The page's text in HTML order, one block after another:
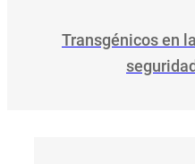
Transgénicos en